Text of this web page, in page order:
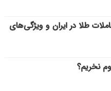
طلا در ایران و ویژگی‌های
نخریم؟